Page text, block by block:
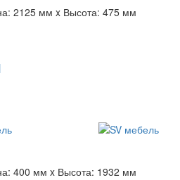
2125 мм x Высота: 475 мм
400 мм x Высота: 1932 мм